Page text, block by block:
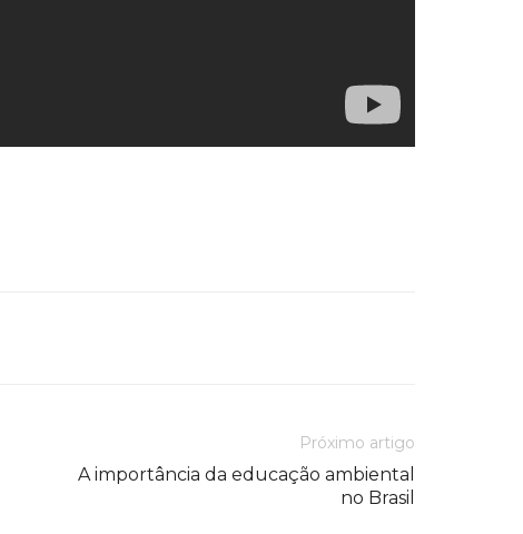
Próximo artigo
A importância da educação ambiental
no Brasil